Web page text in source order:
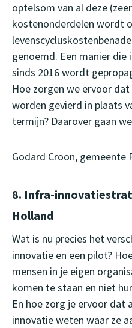
optelsom van al deze
kostenonderdelen wordt
genoemd. Een manier
sinds 2016 wordt
Hoe zorgen we ervoor
worden gevierd in plaats
termijn? Daarover gaan
Godard Croon, gemeente
8. Infra-
Holland
Wat is nu precies het
innovatie en een pilot?
mensen in je eigen
komen te staan en niet
En hoe zorg je ervoor dat
innovatie weten waar ze